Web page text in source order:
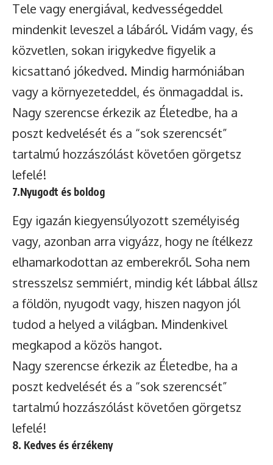
Tele vagy energiával, kedvességeddel
mindenkit leveszel a lábáról. Vidám vagy, és
közvetlen, sokan irigykedve figyelik a
kicsattanó jókedved. Mindig harmóniában
vagy a környezeteddel, és önmagaddal is.
Nagy szerencse érkezik az Életedbe, ha a
poszt kedvelését és a “sok szerencsét”
tartalmú hozzászólást követően görgetsz
lefelé!
7.Nyugodt és boldog
Egy igazán kiegyensúlyozott személyiség
vagy, azonban arra vigyázz, hogy ne ítélkezz
elhamarkodottan az emberekről. Soha nem
stresszelsz semmiért, mindig két lábbal állsz
a földön, nyugodt vagy, hiszen nagyon jól
tudod a helyed a világban. Mindenkivel
megkapod a közös hangot.
Nagy szerencse érkezik az Életedbe, ha a
poszt kedvelését és a “sok szerencsét”
tartalmú hozzászólást követően görgetsz
lefelé!
8. Kedves és érzékeny